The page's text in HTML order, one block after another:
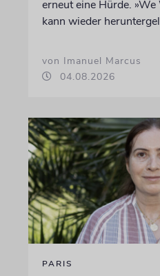
erneut eine Hürde.
kann wieder
von Imanuel Marcus
04.08.2026
PARIS